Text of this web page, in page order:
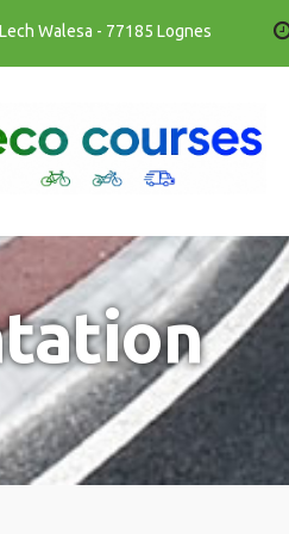
Walesa - 77185 Lognes